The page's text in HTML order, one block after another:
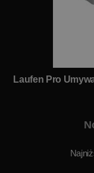
Laufen Pro